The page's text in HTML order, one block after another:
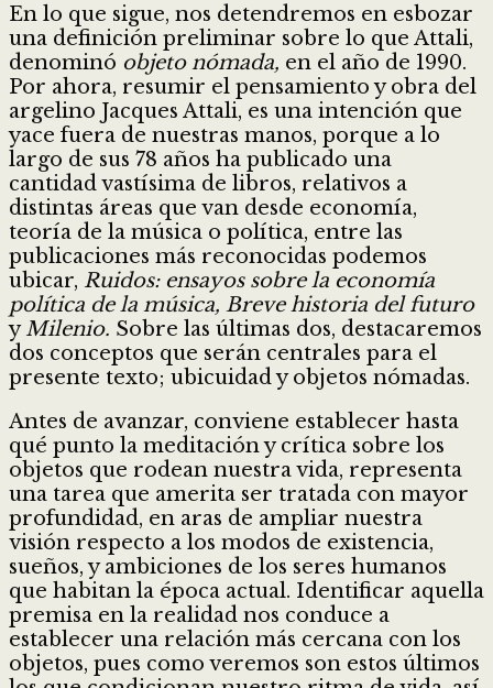
En lo que sigue, nos detendremos en esbozar
una definición preliminar sobre lo que Attali,
denominó objeto nómada, en el año de 1990.
Por ahora, resumir el pensamiento y obra del
argelino Jacques Attali, es una intención que
yace fuera de nuestras manos, porque a lo
largo de sus 78 años ha publicado una
cantidad vastísima de libros, relativos a
distintas áreas que van desde economía,
teoría de la música o política, entre las
publicaciones más reconocidas podemos
ubicar, Ruidos: ensayos sobre la economía
política de la música, Breve historia del futuro
yMilenio. Sobre las últimas dos, destacaremos
dos conceptos que serán centrales para el
presente texto; ubicuidad y objetos nómadas.
Antes de avanzar, conviene establecer hasta
qué punto la meditación y crítica sobre los
objetos que rodean nuestra vida, representa
una tarea que amerita ser tratada con mayor
profundidad, en aras de ampliar nuestra
visión respecto a los modos de existencia,
sueños, y ambiciones de los seres humanos
que habitan la época actual. Identificar aquella
premisa en la realidad nos conduce a
establecer una relación más cercana con los
objetos, pues como veremos son estos últimos